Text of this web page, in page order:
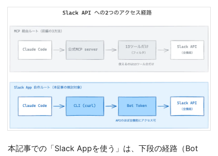
本記事での「Slack Appを使う」は、下段の経路（Bot